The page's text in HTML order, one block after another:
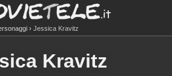
Jessica Kravitz
Kravitz